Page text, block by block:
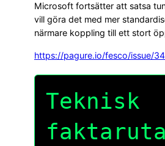
Microsoft fortsätter att satsa
vill göra det med mer
närmare koppling till ett stort
https://pagure.io/fesco/issue/
Teknisk